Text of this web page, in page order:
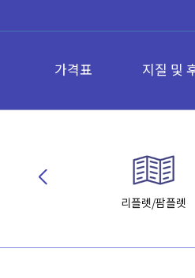
가격표 지질 및
리플렛/팜플렛